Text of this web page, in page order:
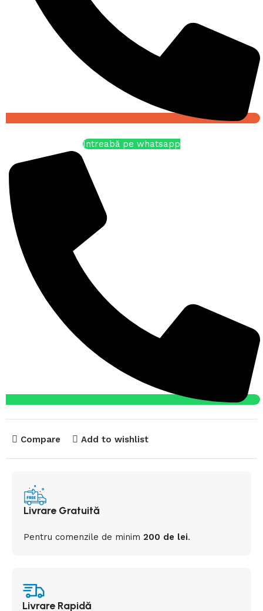
Întreabă pe whatsapp
Compare Add to wishlist
Livrare Gratuită
Pentru comenzile de minim200 de lei.
Livrare Rapidă